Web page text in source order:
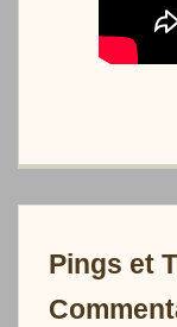
Pings et